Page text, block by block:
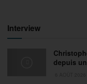
Interview
depuis